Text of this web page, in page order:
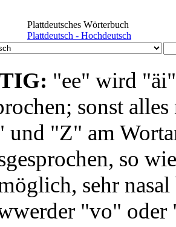
Plattdeutsches Wörterbuch
Plattdeutsch - Hochdeutsch
"ee" wird
sonst
und "Z" am
so
sehr
"vo"